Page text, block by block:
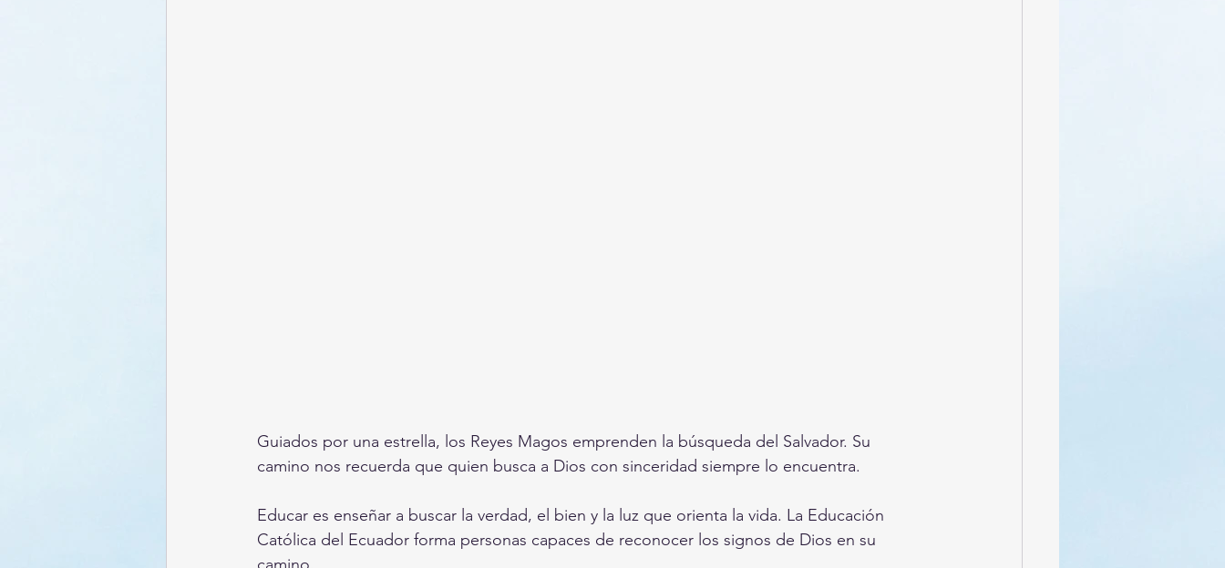
Guiados por una estrella, los Reyes Magos emprenden la búsqueda del Salvador. Su
camino nos recuerda que quien busca a Dios con sinceridad siempre lo encuentra.
Educar es enseñar a buscar la verdad, el bien y la luz que orienta la vida. La Educación
Católica del Ecuador forma personas capaces de reconocer los signos de Dios en su
camino.